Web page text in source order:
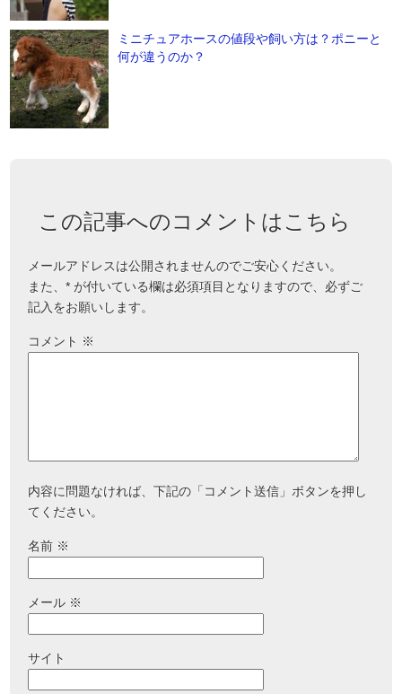
ミニチュアホースの値段や飼い方は？ポニーと
何が違うのか？
この記事へのコメントはこちら
メールアドレスは公開されませんのでご安心ください。
また、* が付いている欄は必須項目となりますので、必ずご
記入をお願いします。
コメント ※
内容に問題なければ、下記の「コメント送信」ボタンを押し
てください。
名前 ※
メール ※
サイト